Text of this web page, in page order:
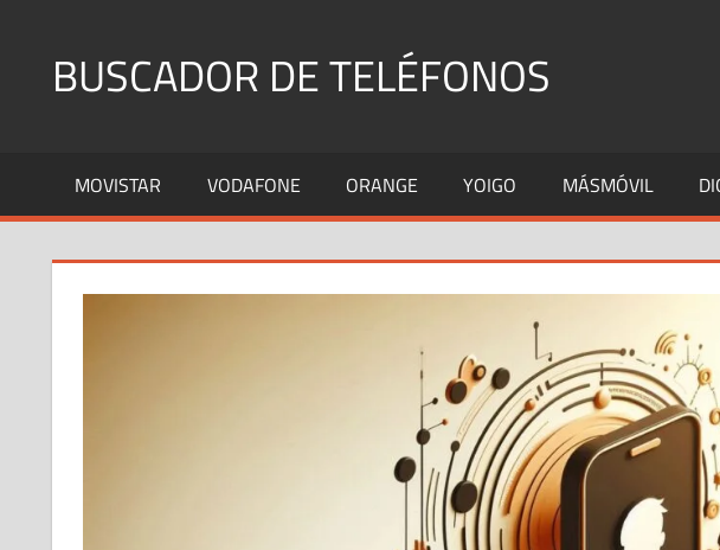
contenidoBUSCADOR DE TELÉFONOS
Fijos
y
MOVISTAR VODAFONE ORANGE YOIGO MÁSMÓVIL